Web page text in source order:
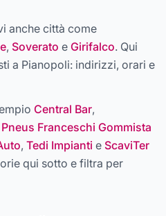
anche città come
, Soverato e Girifalco. Qui
a Pianopoli: indirizzi, orari e
Central Bar,
Franceschi Gommista
, Tedi Impianti e ScaviTer
qui sotto e filtra per